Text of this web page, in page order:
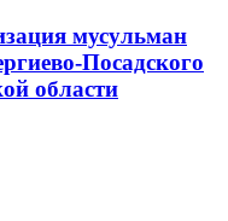
мусульман
Посадского
области